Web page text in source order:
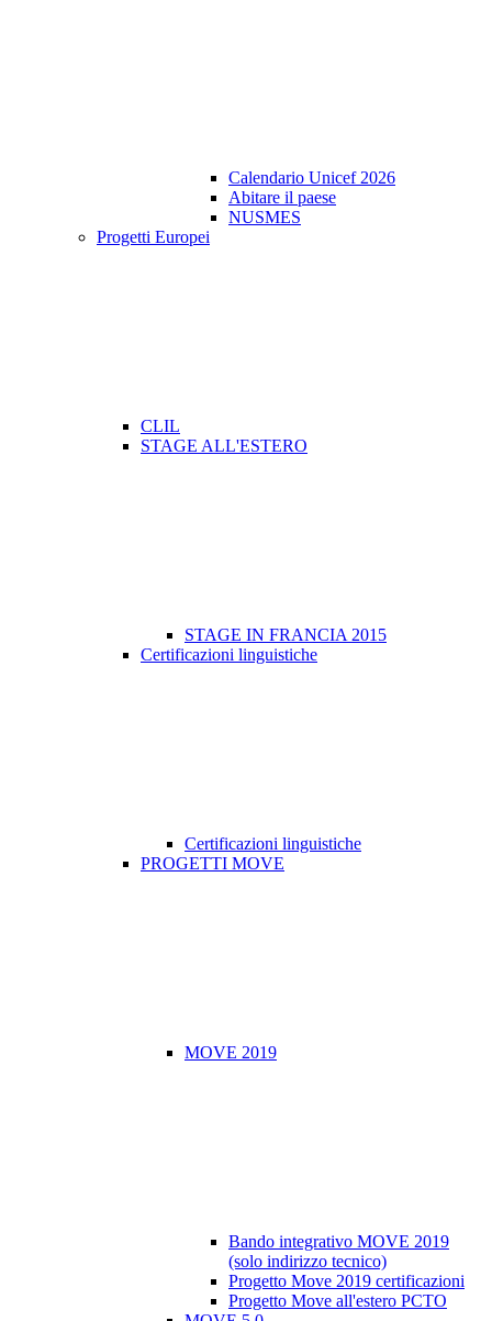
Calendario Unicef 2026
Abitare il paese
NUSMES
Progetti Europei
CLIL
STAGE ALL'ESTERO
STAGE IN FRANCIA 2015
Certificazioni linguistiche
Certificazioni linguistiche
PROGETTI MOVE
MOVE 2019
Bando integrativo MOVE 2019
(solo indirizzo tecnico)
Progetto Move 2019 certificazioni
Progetto Move all'estero PCTO